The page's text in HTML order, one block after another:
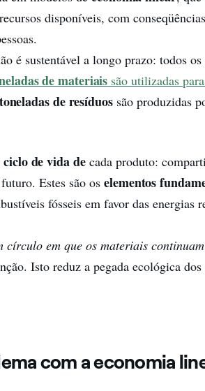
disponíveis, com
é sustentável a longo prazo: todos
de materiais são utilizadas
de resíduos são produzidas
ciclo de vida de cada produto:
Estes são oselementos
fósseis em favor das energias
círculo em que os materiais
Isto reduz a pegada ecológica
com a economia